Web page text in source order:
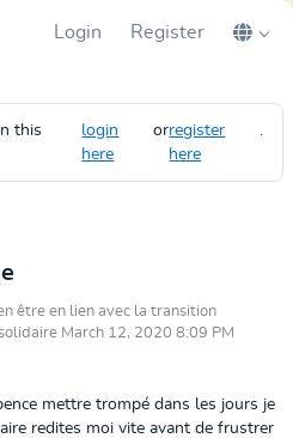
Login Register
this
login
here
orregister
here
.
être en lien avec la transition
March 12, 2020 8:09 PM
mettre trompé dans les jours je
redites moi vite avant de frustrer